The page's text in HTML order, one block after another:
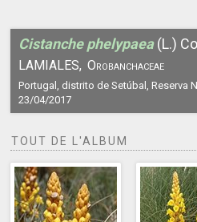
Cistanche phelypaea (L.)
LAMIALES, Orobanchaceae
Portugal, distrito de Setúbal, Reserva
23/04/2017
TOUT DE L'ALBUM